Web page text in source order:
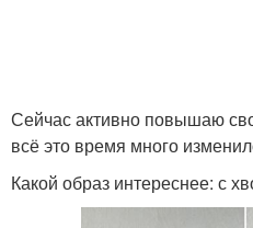
Сейчас активно повышаю
всё это время много
Какой образ интереснее: с